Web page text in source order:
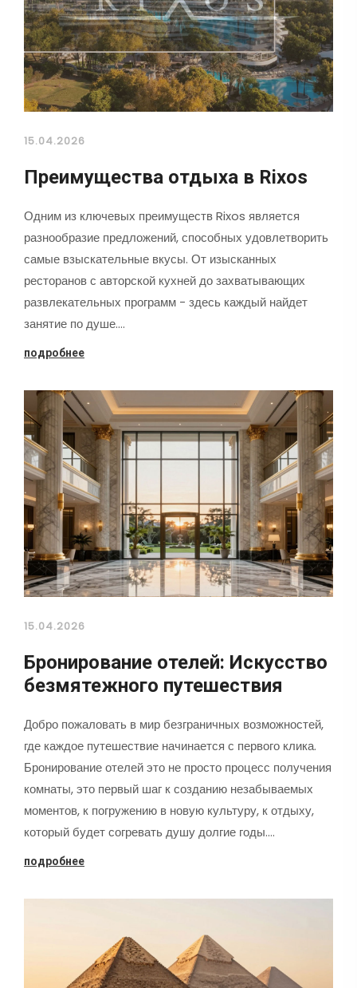
15.04.2026
Преимущества отдыха в Rixos
Одним из ключевых преимуществ Rixos является
разнообразие предложений, способных удовлетворить
самые взыскательные вкусы. От изысканных
ресторанов с авторской кухней до захватывающих
развлекательных программ - здесь каждый найдет
занятие по душе.…
подробнее
15.04.2026
Бронирование отелей: Искусство
безмятежного путешествия
Добро пожаловать в мир безграничных возможностей,
где каждое путешествие начинается с первого клика.
Бронирование отелей это не просто процесс получения
комнаты, это первый шаг к созданию незабываемых
моментов, к погружению в новую культуру, к отдыху,
который будет согревать душу долгие годы.…
подробнее